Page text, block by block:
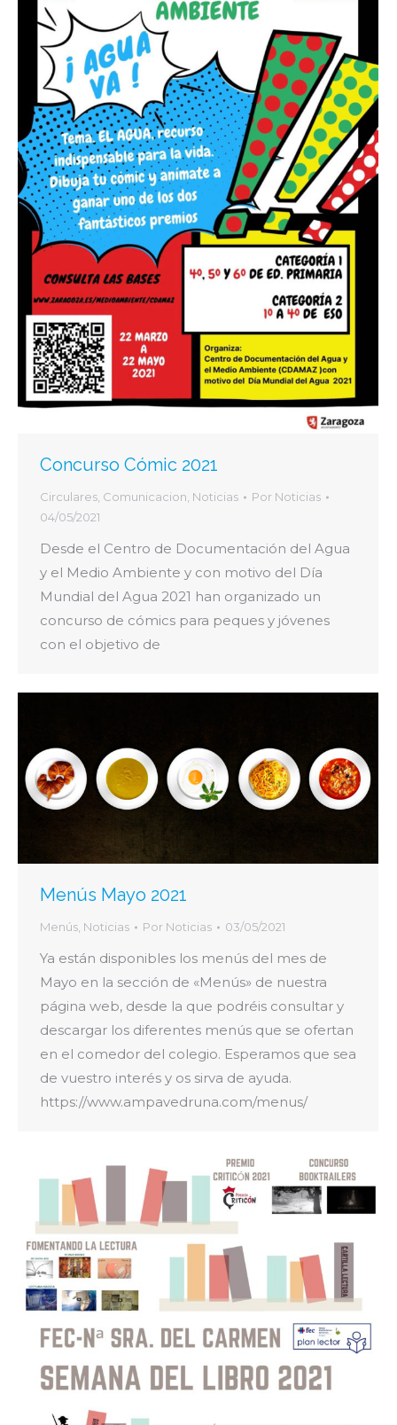
Concurso Cómic 2021
Circulares, Comunicacion, Noticias Por Noticias
04/05/2021
Desde el Centro de Documentación del Agua
y el Medio Ambiente y con motivo del Día
Mundial del Agua 2021 han organizado un
concurso de cómics para peques y jóvenes
con el objetivo de
Menús Mayo 2021
Menús, Noticias Por Noticias 03/05/2021
Ya están disponibles los menús del mes de
Mayo en la sección de «Menús» de nuestra
página web, desde la que podréis consultar y
descargar los diferentes menús que se ofertan
en el comedor del colegio. Esperamos que sea
de vuestro interés y os sirva de ayuda.
https://www.ampavedruna.com/menus/